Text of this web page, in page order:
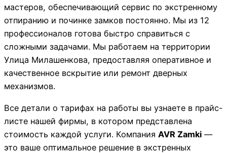
мастеров, обеспечивающий сервис по экстренному
отпиранию и починке замков постоянно. Мы из 12
профессионалов готова быстро справиться с
сложными задачами. Мы работаем на территории
Улица Милашенкова, предоставляя оперативное и
качественное вскрытие или ремонт дверных
механизмов.
Все детали о тарифах на работы вы узнаете в прайс-
листе нашей фирмы, в котором представлена
стоимость каждой услуги. Компания AVR Zamki —
это ваше оптимальное решение в экстренных